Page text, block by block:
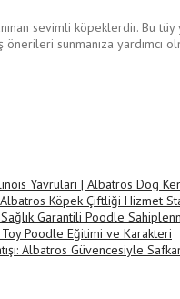
sevimli köpeklerdir. Bu
önerileri sunmanıza yardımcı
Yavruları | Albatros Dog
Köpek Çiftliği Hizmet
Garantili Poodle
Poodle Eğitimi ve Karakteri
Albatros Güvencesiyle